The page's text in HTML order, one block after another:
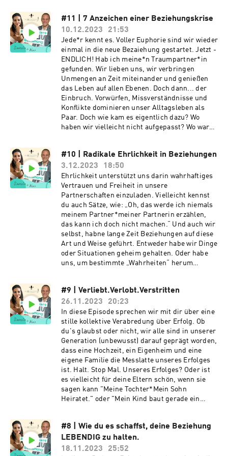
Form von Partnerschaft ins Bildungssystem unserer Kinder zu
etablieren. Denn nur so kann das wirkliche Potential
zwischenmenschlicher Beziehungen vielleicht eines Tages voll
ausgeschöpft werden.
Für uns, unsere Kinder & Enkelkinder.
Deine kostenlose Beziehungsanalyse:
deiner Beziehung gehen möchtest und deine Partnerschaft
weiterentwickeln willst, dann laden wir dich ganz herzlich zu
einer kostenlosen Erstberatung ein. In diesem Gespräch
analysieren wir gemeinsam eure Beziehung – So bekommt ihr
Klarheit darüber was wirklich los ist und erhaltet ein
Verständnis davon, wie es für euch beide und eure
Partnerschaft ganz konkret weitergehen kann!
👉 Also: Schnapp dir deine*n Partner*in, klickt auf den Link zu
unserer Website und sichert euch euren exklusiven Termin!
❤️ kostenloser Video-Kurs: https://www.paarevolution.com/5-
schritte-kurs/
unseren Beziehungspodcast an:
info@paarevolution.com
#11 | 7 Anzeichen einer Beziehungskrise
10.12.2023
21:53
Jede*r kennt es. Voller Euphorie sind wir wieder
einmal in die neue Bezaiehung gestartet. Jetzt -
ENDLICH! Hab ich meine*n Traumpartner*in
gefunden. Wir lieben uns, wir verbringen
Unmengen an Zeit miteinander und genießen
das Leben auf allen Ebenen. Doch dann... der
Einbruch. Vorwürfen, Missverständnisse und
Konflikte dominieren unser Alltagsleben als
Paar. Doch wie kam es eigentlich dazu? Wo
haben wir vielleicht nicht aufgepasst? Wo waren
Anzeichen einer Beziehungskrise und geben dir
hilfreiche Tipps an die Hand, wie du sie
erkennen und für dich nutzen kannst.
#10 | Radikale Ehrlichkeit in Beziehungen
3.12.2023
18:50
Ehrlichkeit unterstützt uns darin wahrhaftiges
Vertrauen und Freiheit in unsere
Partnerschaften einzuladen. Vielleicht kennst
du auch Sätze, wie: „Oh, das werde ich niemals
meinem Partner*meiner Partnerin erzählen,
das kann ich doch nicht machen.“ Und auch wir
selbst, habne lange Zeit Beziehungen auf diese
Art und Weise geführt. Entweder habe wir Dinge
oder Situationen geheim gehalten. Oder habe
uns, um bestimmte „Wahrheiten“ herum
die ein oder andere „Notlüge“, die wir gerne
einmal gebrauchen, wenn es unangenehm
werden könnte. Wozu wir dich einladen möchten
ist, gerade im Bezug auf dich selbst und deine
Beziehungen mit Unehrlichkeiten Schluss zu
machen. Viel mehr noch: Wir möchten dich
Einladen wirklich ALLES auf den Tisch zu legen
und nichts, aber auch wirklich gar nichts
zurück zu halten. Vielleicht magst du jetzt
denken, ohJE!! Wenn ich erzähle, das ich
manchmal andere Menschen sexuell anziehend
finde, oder wenn ich erzähle, dass ich mir
auch immer hier einzusetzen ist 😉- dann
werden wir wahrscheinlich erst einmal
ordentlich Streiten. Doch wir möchten dich an
#9 | Verliebt.Verlobt.Verstritten
26.11.2023
20:23
In diese Episode sprechen wir mit dir über eine
stille kollektive Verabredung über Erfolg. Ob
du's glaubst oder nicht, wir alle sind in unserer
Generation (unbewusst) darauf geprägt worden,
dass eine Hochzeit, ein Eigenheim und eine
eigene Familie die Messlatte unseres Erfolges
ist. Halt. Stop Mal. Unseres Erfolges? Oder ist
es vielleicht für deine Eltern schön, wenn sie
sagen kann "Meine Tochter*Mein Sohn
Heiratet." oder "Mein Kind baut gerade ein
Diesen einen bestimmten Tag. Den Tag der
Hochzeit. Den wir einmal mit einem ganz
bestimmten Menschen in unserem Leben
#8 | Wie du es schaffst, deine Beziehung
LEBENDIG zu halten.
18.11.2023
25:52